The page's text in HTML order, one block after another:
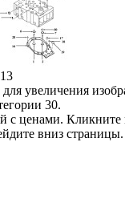
увеличения
30.
с ценами.
вниз страницы.